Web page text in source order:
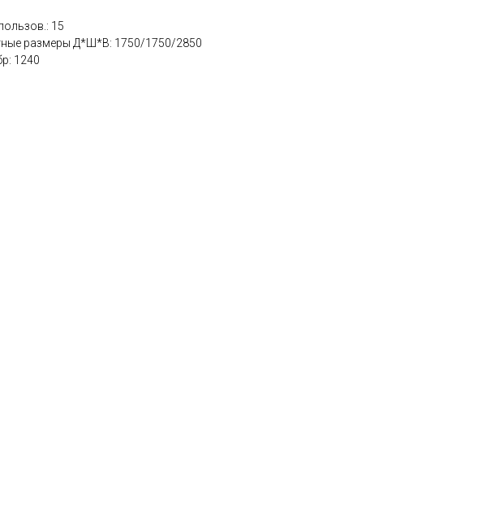
15
размеры Д*Ш*В: 1750/1750/2850
1240